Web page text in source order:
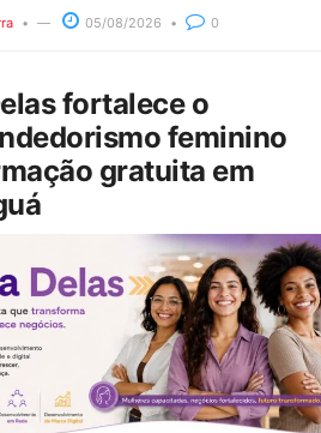
05/08/2026 0
fortalece o
feminino
gratuita em